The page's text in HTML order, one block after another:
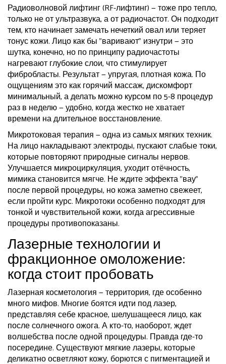
Радиоволновой лифтинг (RF-лифтинг) — тоже про тепло,
только не от ультразвука, а от радиочастот. Он подходит
тем, кто начинает замечать нечеткий овал или теряет
тонус кожи. Лицо как бы "варивают" изнутри — это
шутка, конечно, но по принципу радиочастоты
нагревают глубокие слои, что стимулирует
фибробласты. Результат — упругая, плотная кожа. По
ощущениям это как горячий массаж, дискомфорт
минимальный, а делать можно курсом по 5-8 процедур
раз в неделю — удобно, когда жестко не хватает
времени на длительное восстановление.
Микротоковая терапия — одна из самых мягких техник.
На лицо накладывают электроды, пускают слабые токи,
которые повторяют природные сигналы нервов.
Улучшается микроциркуляция, уходит отёчность,
мимика становится мягче. Не ждите эффекта "вау"
после первой процедуры, но кожа заметно свежеет,
если пройти курс. Микротоки особенно подходят для
тонкой и чувствительной кожи, когда агрессивные
процедуры противопоказаны.
Лазерные технологии и
фракционное омоложение:
когда стоит пробовать
Лазерная косметология — территория, где особенно
много мифов. Многие боятся идти под лазер,
представляя себе красное, шелушащееся лицо, как
после солнечного ожога. А кто-то, наоборот, ждет
волшебства после одной процедуры. Правда где-то
посередине. Существуют мягкие лазеры, которые
деликатно осветляют кожу, борются с пигментацией и